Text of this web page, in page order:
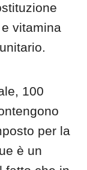
vitamina
100
per la
è un